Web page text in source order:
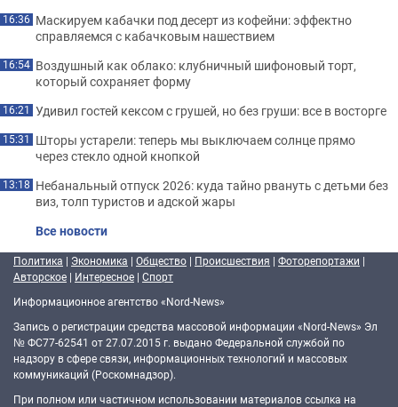
16:36 Маскируем кабачки под десерт из кофейни: эффектно
справляемся с кабачковым нашествием
16:54 Воздушный как облако: клубничный шифоновый торт,
который сохраняет форму
16:21 Удивил гостей кексом с грушей, но без груши: все в восторге
15:31 Шторы устарели: теперь мы выключаем солнце прямо
через стекло одной кнопкой
13:18 Небанальный отпуск 2026: куда тайно рвануть с детьми без
виз, толп туристов и адской жары
Все новости
Политика | Экономика | Общество | Происшествия | Фоторепортажи |
Авторское | Интересное | Спорт
Информационное агентство «Nord-News»
Запись о регистрации средства массовой информации «Nord-News» Эл
№ ФС77-62541 от 27.07.2015 г. выдано Федеральной службой по
надзору в сфере связи, информационных технологий и массовых
коммуникаций (Роскомнадзор).
При полном или частичном использовании материалов ссылка на